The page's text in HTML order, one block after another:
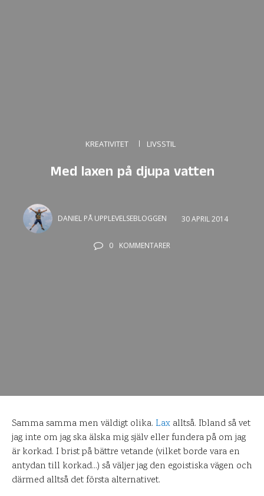
KREATIVITET LIVSSTIL
Med laxen på djupa vatten
DANIEL PÅ UPPLEVELSEBLOGGEN 30 APRIL 2014
0 KOMMENTARER
Samma samma men väldigt olika. Lax alltså. Ibland så vet
jag inte om jag ska älska mig själv eller fundera på om jag
är korkad. I brist på bättre vetande (vilket borde vara en
antydan till korkad…) så väljer jag den egoistiska vägen och
därmed alltså det första alternativet.